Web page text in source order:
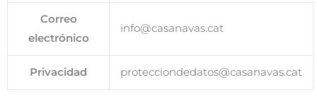
Correo
electrónico
info@casanavas.cat
Privacidad protecciondedatos@casanavas.cat